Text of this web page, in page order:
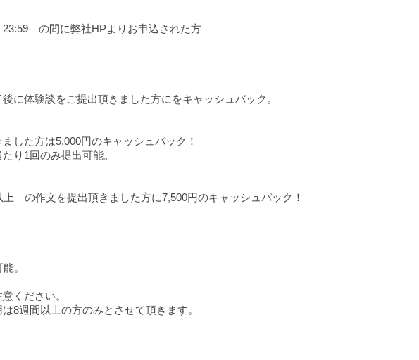
の間に弊社HPよりお申込された方
に体験談をご提出頂きました方にをキャッシュバック。
した方は5,000円のキャッシュバック！
り1回のみ提出可能。
の作文を提出頂きました方に7,500円のキャッシュバック！
。
ください。
8週間以上の方のみとさせて頂きます。